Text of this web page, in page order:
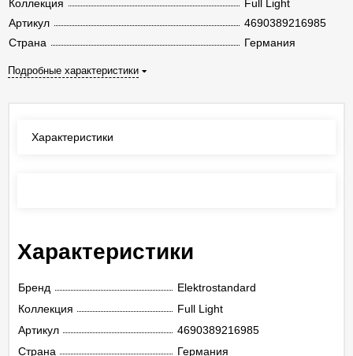
Коллекция
Full Light
Артикул
4690389216985
Страна
Германия
Подробные характеристики
Характеристики
Характеристики
Бренд
Elektrostandard
Коллекция
Full Light
Артикул
4690389216985
Страна
Германия